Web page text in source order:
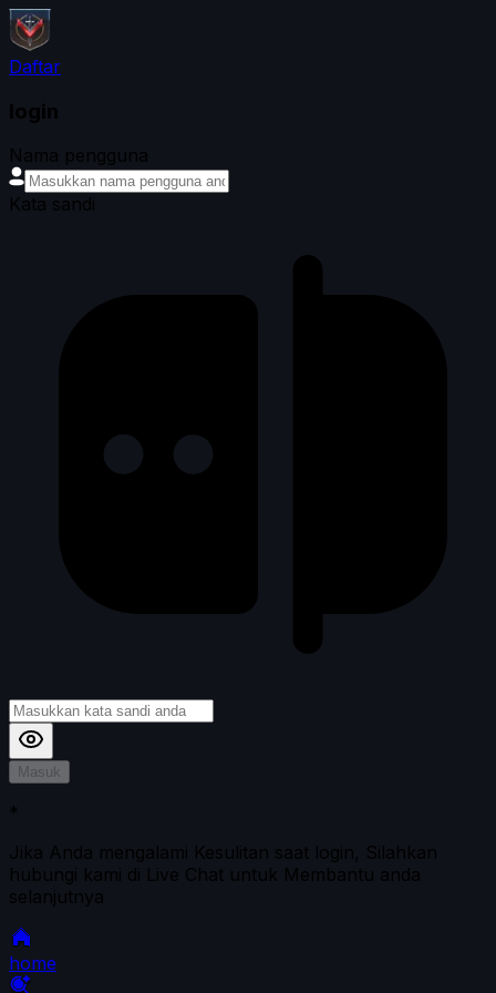
Daftar
login
Nama pengguna
Kata sandi
Masuk
*
Jika Anda mengalami Kesulitan saat login, Silahkan
hubungi kami di Live Chat untuk Membantu anda
selanjutnya
home